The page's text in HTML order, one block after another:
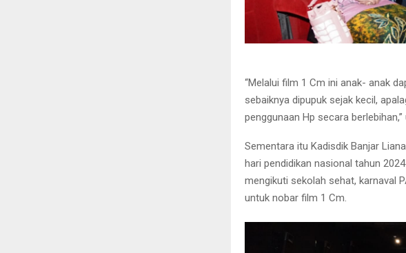
“Melalui film 1 Cm ini anak- anak
sebaiknya dipupuk sejak kecil,
penggunaan Hp secara berlebihan,”
Sementara itu Kadisdik Banjar
hari pendidikan nasional tahun
mengikuti sekolah sehat, karnaval
untuk nobar film 1 Cm.